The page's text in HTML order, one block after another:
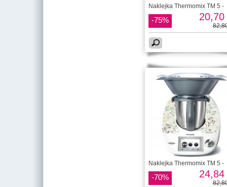
Naklejka Thermomix TM 5 -
-75% 20,70
Naklejka Thermomix TM 5 -
-70% 24,84